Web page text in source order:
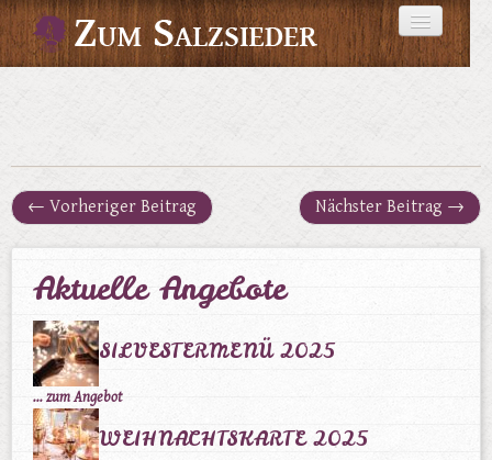
ANGEBOTE
GALERIE
EVENTS
KONTAKT
← Vorheriger Beitrag Nächster Beitrag →
Aktuelle Angebote
SILVESTERMENÜ 2025
... zum Angebot
WEIHNACHTSKARTE 2025